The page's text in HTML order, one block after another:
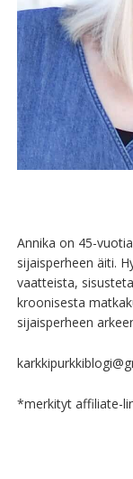
Annika on 45-
sijaisperheen äiti.
vaatteista,
kroonisesta
sijaisperheen
*merkityt affiliate-